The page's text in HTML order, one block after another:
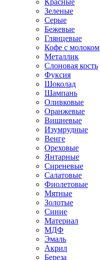
Красные
Зеленые
Серые
Бежевые
Глянцевые
Кофе с молоком
Металлик
Слоновая кость
Фуксия
Шоколад
Шампань
Оливковые
Оранжевые
Вишневые
Изумрудные
Венге
Ореховые
Янтарные
Сиреневые
Салатовые
Фиолетовые
Мятные
Золотые
Синие
Материал
МДФ
Эмаль
Акрил
Береза